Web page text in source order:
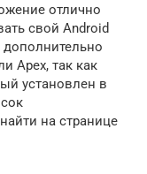
отлично
свой Android
дополнительно
Apex, так как
установлен в
на странице